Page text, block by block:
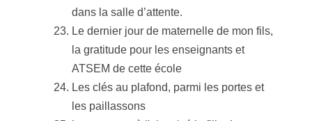
dans la salle d’attente.
Le dernier jour de maternelle de mon fils,
la gratitude pour les enseignants et
ATSEM de cette école
Les clés au plafond, parmi les portes et
les paillassons